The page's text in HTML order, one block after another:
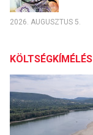
2026. AUGUSZTUS 5.
KÖLTSÉGKÍMÉLÉS